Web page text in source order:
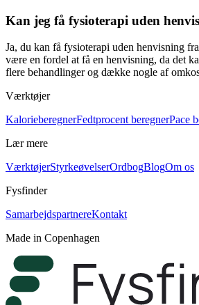
Kan jeg få fysioterapi uden
Ja, du kan få fysioterapi uden henvisning
være en fordel at få en henvisning, da det
flere behandlinger og dække nogle af
Værktøjer
KalorieberegnerFedtprocent beregnerPace
Lær mere
VærktøjerStyrkeøvelserOrdbogBlogOm os
Fysfinder
SamarbejdspartnereKontakt
Made in Copenhagen